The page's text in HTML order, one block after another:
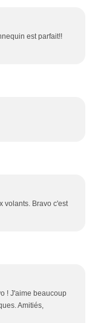
est parfait!!
volants. Bravo c'est
! J'aime beaucoup
Amitiés,